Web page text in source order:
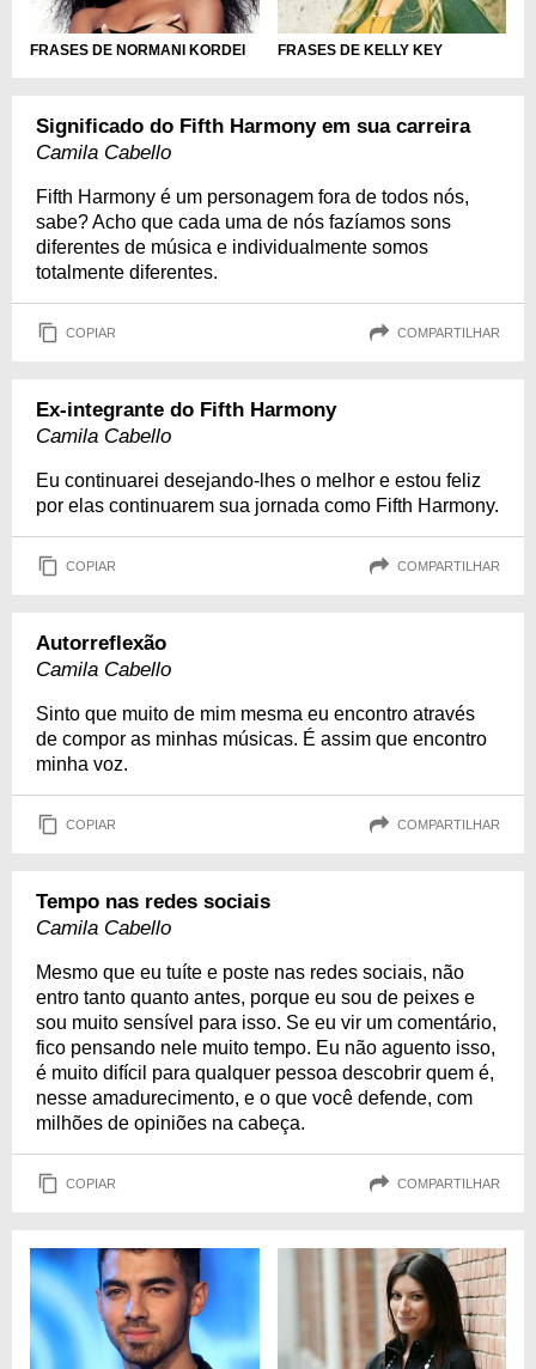
FRASES DE NORMANI KORDEI FRASES DE KELLY KEY
Significado do Fifth Harmony em sua carreira
Camila Cabello
Fifth Harmony é um personagem fora de todos nós,
sabe? Acho que cada uma de nós fazíamos sons
diferentes de música e individualmente somos
totalmente diferentes.
COPIAR COMPARTILHAR
Ex-integrante do Fifth Harmony
Camila Cabello
Eu continuarei desejando-lhes o melhor e estou feliz
por elas continuarem sua jornada como Fifth Harmony.
COPIAR COMPARTILHAR
Autorreflexão
Camila Cabello
Sinto que muito de mim mesma eu encontro através
de compor as minhas músicas. É assim que encontro
minha voz.
COPIAR COMPARTILHAR
Tempo nas redes sociais
Camila Cabello
Mesmo que eu tuíte e poste nas redes sociais, não
entro tanto quanto antes, porque eu sou de peixes e
sou muito sensível para isso. Se eu vir um comentário,
fico pensando nele muito tempo. Eu não aguento isso,
é muito difícil para qualquer pessoa descobrir quem é,
nesse amadurecimento, e o que você defende, com
milhões de opiniões na cabeça.
COPIAR COMPARTILHAR